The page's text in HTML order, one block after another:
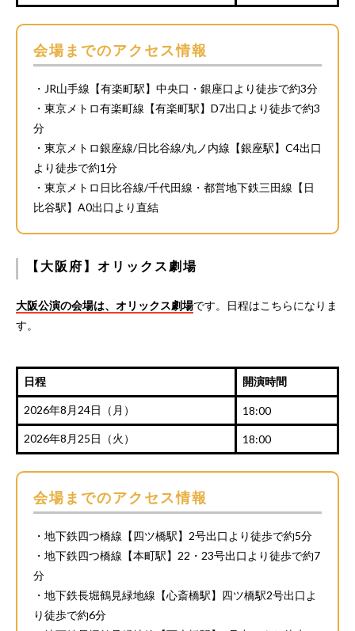
会場までのアクセス情報
・JR山手線【有楽町駅】中央口・銀座口より徒歩で約3分
・東京メトロ有楽町線【有楽町駅】D7出口より徒歩で約3
分
・東京メトロ銀座線/日比谷線/丸ノ内線【銀座駅】C4出口
より徒歩で約1分
・東京メトロ日比谷線/千代田線・都営地下鉄三田線【日
比谷駅】A0出口より直結
【大阪府】オリックス劇場
大阪公演の会場は、オリックス劇場です。日程はこちらになりま
す。
日程 開演時間
2026年8月24日（月） 18:00
2026年8月25日（火） 18:00
会場までのアクセス情報
・地下鉄四つ橋線【四ツ橋駅】2号出口より徒歩で約5分
・地下鉄四つ橋線【本町駅】22・23号出口より徒歩で約7
分
・地下鉄長堀鶴見緑地線【心斎橋駅】四ツ橋駅2号出口よ
り徒歩で約6分